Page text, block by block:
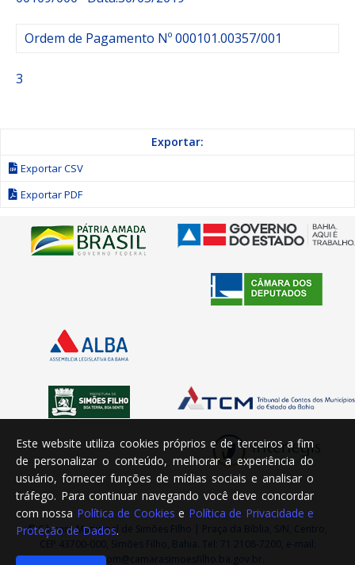
Ordem de Pagamento Nº 000101.00357/001
3
Exportar:
Exportar CSV
Exportar PDF
© Câmara Municipal de Simões Filho | Praça da Bíblia, S/N, Centro,
CEP 43700-000, Simões Filho, Bahia. Tel: 71 2108-7200, e-mail:
ascom@camarasimoesfilho.ba.gov.br.
Este website utiliza cookies próprios e de terceiros a fim
de personalizar o conteúdo, melhorar a experiência do
usuário, fornecer funções de mídias sociais e analisar o
tráfego. Para continuar navegando você deve concordar
com nossa Política de Cookies e Política de Privacidade e
Proteção de Dados.